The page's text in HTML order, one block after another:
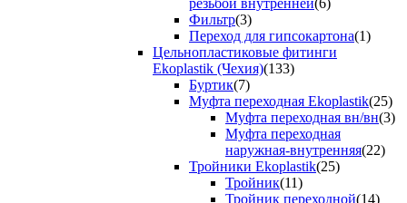
резьбой внутренней(6)
Фильтр(3)
Переход для гипсокартона(1)
Цельнопластиковые фитинги
Ekoplastik (Чехия)(133)
Буртик(7)
Муфта переходная Ekoplastik(25)
Муфта переходная вн/вн(3)
Муфта переходная
наружная-внутренняя(22)
Тройники Ekoplastik(25)
Тройник(11)
Тройник переходной(14)